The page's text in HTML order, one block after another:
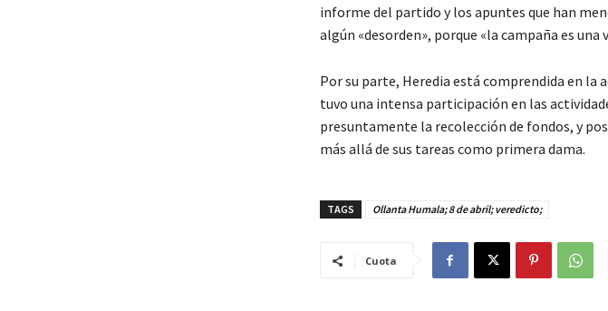
informe del partido y los apuntes que han
algún «desorden», porque «la campaña es una
Por su parte, Heredia está comprendida en la
tuvo una intensa participación en las
presuntamente la recolección de fondos, y
más allá de sus tareas como primera dama.
TAGS Ollanta Humala; 8 de abril; veredicto;
Cuota